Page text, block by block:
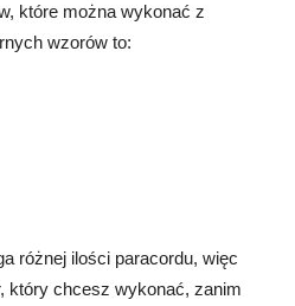
które można wykonać z
wzorów to:
różnej ilości paracordu, więc
który chcesz wykonać, zanim